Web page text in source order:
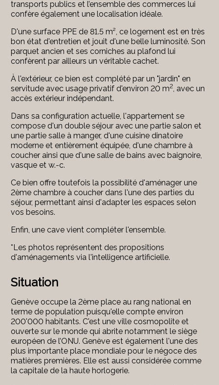
transports publics et l’ensemble des commerces lui
confère également une localisation idéale.
D'une surface PPE de 81.5 m², ce logement est en très
bon état d'entretien et jouit d'une belle luminosité. Son
parquet ancien et ses corniches au plafond lui
confèrent par ailleurs un véritable cachet.
À l'extérieur, ce bien est complété par un "jardin" en
servitude avec usage privatif d'environ 20 m2, avec un
accès extérieur indépendant.
Dans sa configuration actuelle, l'appartement se
compose d'un double séjour avec une partie salon et
une partie salle à manger, d'une cuisine dinatoire
moderne et entièrement équipée, d'une chambre à
coucher ainsi que d'une salle de bains avec baignoire,
vasque et w.-c.
Ce bien offre toutefois la possibilité d'aménager une
2ème chambre à coucher dans l'une des parties du
séjour, permettant ainsi d'adapter les espaces selon
vos besoins.
Enfin, une cave vient compléter l'ensemble.
*Les photos représentent des propositions
d'aménagements via l'intelligence artificielle.
Situation
Genève occupe la 2ème place au rang national en
terme de population puisqu'elle compte environ
200'000 habitants. C'est une ville cosmopolite et
ouverte sur le monde qui abrite notamment le siège
européen de l’ONU. Genève est également l'une des
plus importante place mondiale pour le négoce des
matières premières. Elle est aussi considérée comme
la capitale de la haute horlogerie.